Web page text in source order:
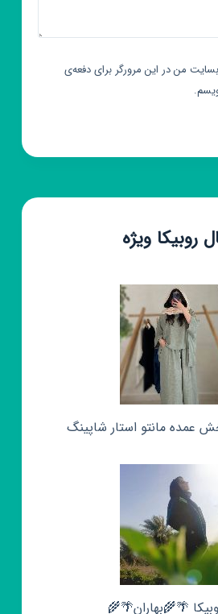
من در این مرورگر برای دفعه‌ی
روبیکا ویژه
عمده مانتو استار شاپینگ
🌴🌾بهاران🌴🌾